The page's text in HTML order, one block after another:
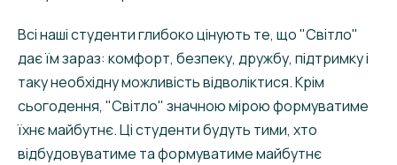
Всі наші студенти глибоко цінують те, що "Світло"
дає їм зараз: комфорт, безпеку, дружбу, підтримку і
таку необхідну можливість відволіктися. Крім
сьогодення, "Світло" значною мірою формуватиме
їхнє майбутнє. Ці студенти будуть тими, хто
відбудовуватиме та формуватиме майбутнє